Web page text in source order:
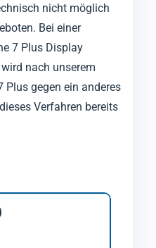
nicht möglich
Bei einer
7 Plus Display
nach unserem
Plus gegen ein anderes
Verfahren bereits